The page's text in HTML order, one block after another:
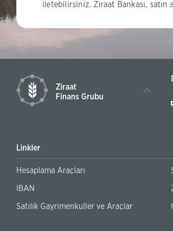
iletebilirsiniz. Ziraat Bankası,
Ziraat
Finans Grubu
Sonuç Duyurusu
Linkler
Hesaplama Araçları
IBAN
Satılık Gayrimenkuller ve Araçlar